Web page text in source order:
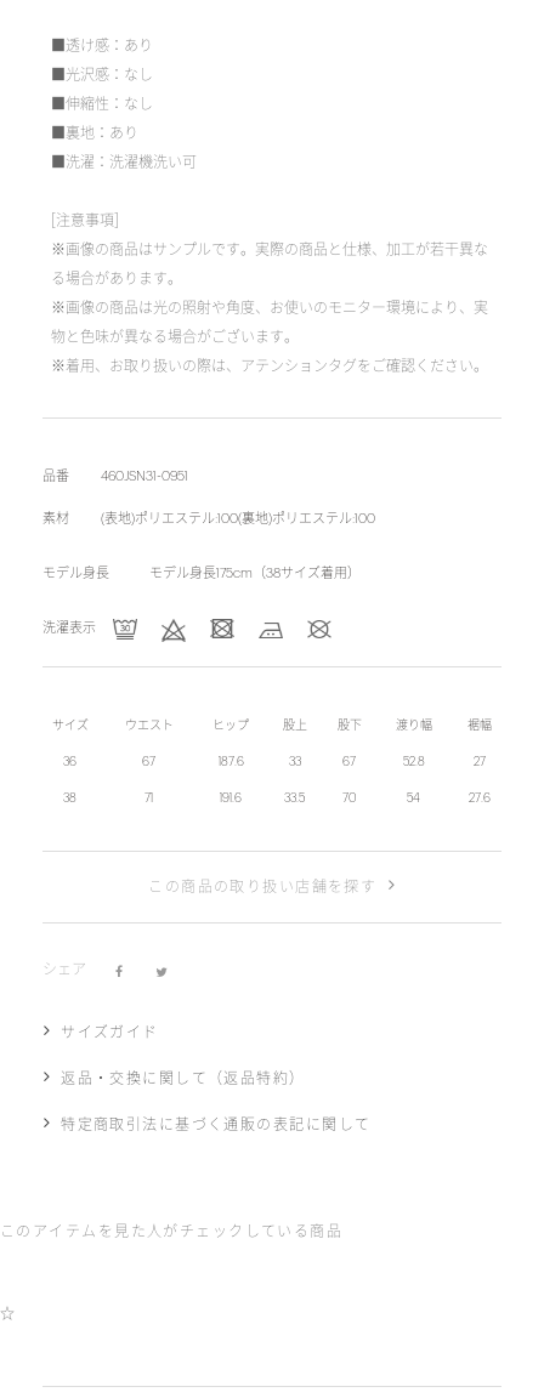
■透け感：あり
■光沢感：なし
■伸縮性：なし
■裏地：あり
■洗濯：洗濯機洗い可
[注意事項]
※画像の商品はサンプルです。実際の商品と仕様、加工が若干異な
る場合があります。
※画像の商品は光の照射や角度、お使いのモニター環境により、実
物と色味が異なる場合がございます。
※着用、お取り扱いの際は、アテンションタグをご確認ください。
品番 460JSN31-0951
素材 (表地)ポリエステル:100(裏地)ポリエステル:100
モデル身長 モデル身長175cm（38サイズ着用）
洗濯表示
サイズ ウエスト ヒップ 股上 股下 渡り幅 裾幅
36 67 187.6 33 67 52.8 27
38 71 191.6 33.5 70 54 27.6
この商品の取り扱い店舗を探す
シェア
サイズガイド
返品・交換に関して（返品特約）
特定商取引法に基づく通販の表記に関して
このアイテムを見た人がチェックしている商品
☆